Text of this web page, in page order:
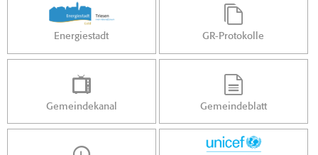
Energiestadt GR-Protokolle
Gemeindekanal Gemeindeblatt